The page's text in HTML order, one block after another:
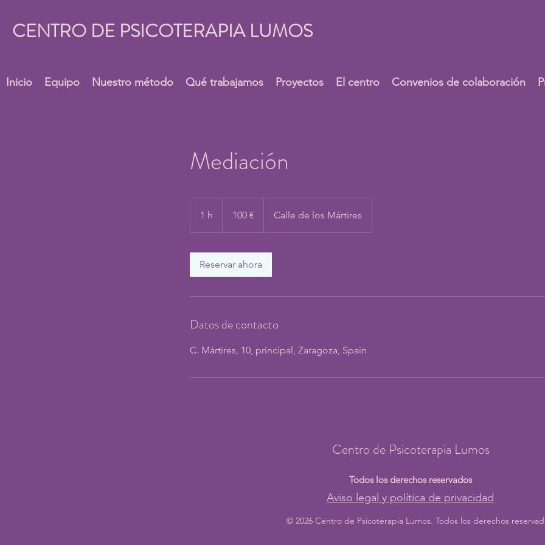
CENTRO DE PSICOTERAPIA LUMOS
Inicio Equipo Nuestro método Qué trabajamos Proyectos El centro Convenios de colaboración
Mediación
1 h 100 € Calle de los Mártires
Reservar ahora
Datos de contacto
C. Mártires, 10, principal, Zaragoza, Spain
Centro de Psicoterapia Lumos
Todos los derechos reservados
Aviso legal y política de privacidad
© 2026 Centro de Psicoterapia Lumos. Todos los derechos